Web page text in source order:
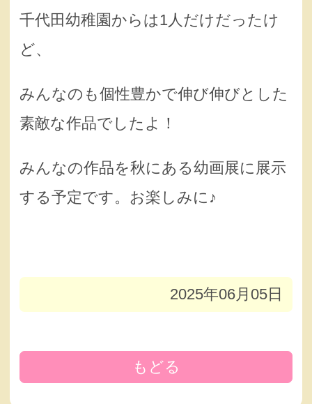
千代田幼稚園からは1人だけだったけ
ど、
みんなのも個性豊かで伸び伸びとした
素敵な作品でしたよ！
みんなの作品を秋にある幼画展に展示
する予定です。お楽しみに♪
2025年06月05日
もどる